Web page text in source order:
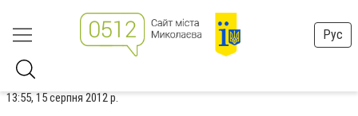
Рус
13:55, 15 серпня 2012 р.